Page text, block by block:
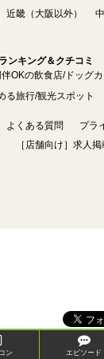
近畿（大阪以外）
ンキング＆クチコミ
OKの飲食店/ドッグ
る旅行/観光スポット
よくある質問
プラ
［店舗向け］求人
ン エピソード